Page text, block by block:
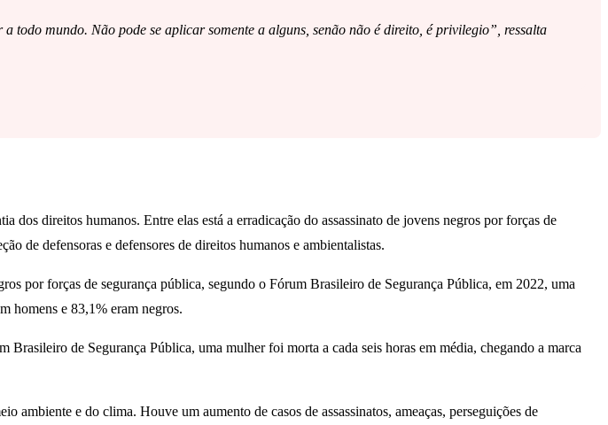
todo mundo. Não pode se aplicar somente a alguns, senão não é direito, é privilegio”, ressalta
dos direitos humanos. Entre elas está a erradicação do assassinato de jovens negros por forças de
de defensoras e defensores de direitos humanos e ambientalistas.
por forças de segurança pública, segundo o Fórum Brasileiro de Segurança Pública, em 2022, uma
homens e 83,1% eram negros.
de Segurança Pública, uma mulher foi morta a cada seis horas em média, chegando a marca
ambiente e do clima. Houve um aumento de casos de assassinatos, ameaças, perseguições de